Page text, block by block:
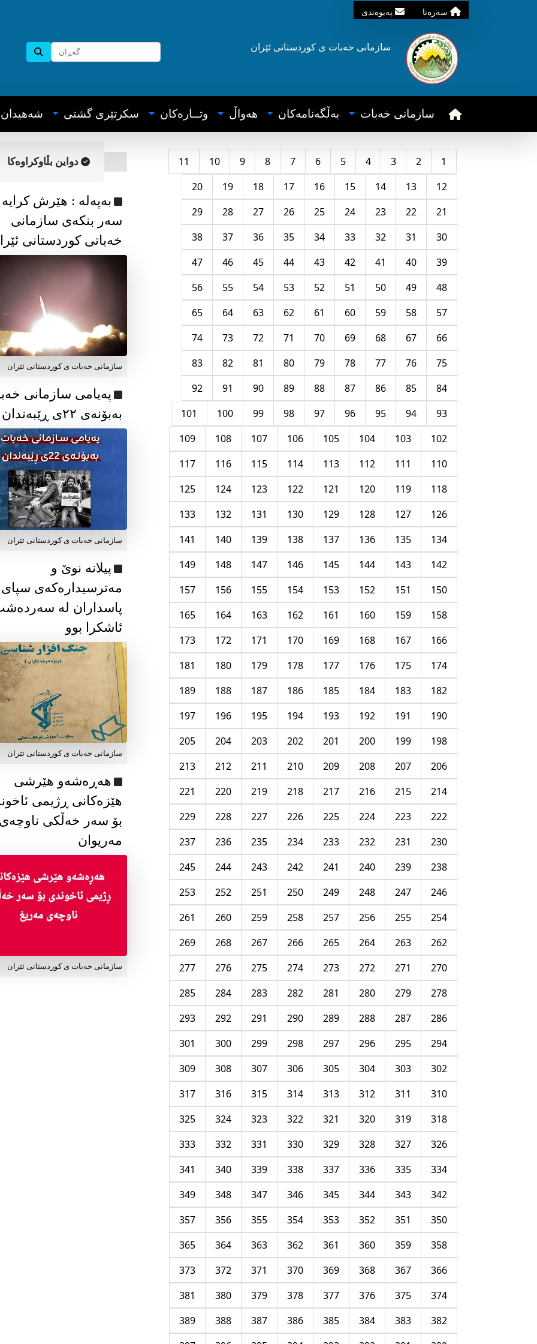
سه‌ره‌تا په‌یوه‌ندی
سازمانی خه‌بات ی کوردستانی ئێران
سازمانی خه‌بات به‌ڵگه‌نامه‌کان هه‌واڵ وتــاره‌کان سکرتێری گشتی شه‌هیدان
1
2
3
4
5
6
7
8
9
10
11
12
13
14
15
16
17
18
19
20
21
22
23
24
25
26
27
28
29
30
31
32
33
34
35
36
37
38
39
40
41
42
43
44
45
46
47
48
49
50
51
52
53
54
55
56
57
58
59
60
61
62
63
64
65
66
67
68
69
70
71
72
73
74
75
76
77
78
79
80
81
82
83
84
85
86
87
88
89
90
91
92
93
94
95
96
97
98
99
100
101
102
103
104
105
106
107
108
109
110
111
112
113
114
115
116
117
118
119
120
121
122
123
124
125
126
127
128
129
130
131
132
133
134
135
136
137
138
139
140
141
142
143
144
145
146
147
148
149
150
151
152
153
154
155
156
157
158
159
160
161
162
163
164
165
166
167
168
169
170
171
172
173
174
175
176
177
178
179
180
181
182
183
184
185
186
187
188
189
190
191
192
193
194
195
196
197
198
199
200
201
202
203
204
205
206
207
208
209
210
211
212
213
214
215
216
217
218
219
220
221
222
223
224
225
226
227
228
229
230
231
232
233
234
235
236
237
238
239
240
241
242
243
244
245
246
247
248
249
250
251
252
253
254
255
256
257
258
259
260
261
262
263
264
265
266
267
268
269
270
271
272
273
274
275
276
277
278
279
280
281
282
283
284
285
286
287
288
289
290
291
292
293
294
295
296
297
298
299
300
301
302
303
304
305
306
307
308
309
310
311
312
313
314
315
316
317
318
319
320
321
322
323
324
325
326
327
328
329
330
331
332
333
334
335
336
337
338
339
340
341
342
343
344
345
346
347
348
349
350
351
352
353
354
355
356
357
358
359
360
361
362
363
364
365
366
367
368
369
370
371
372
373
374
375
376
377
378
379
380
381
382
383
384
385
386
387
388
389
دواین بڵاوکراوه‌کا
به‌په‌له‌ : هێرش کرایە
سەر بنکەی سازمانی
خەباتی کوردستانی
سازمانی خەبات ی کوردستانی ئێران
پەیامی سازمانی
بەبۆنەی ۲۲ی ڕێبەندان
سازمانی خەبات ی كوردستانی ئێران
پیلانە نوێ و
مەترسیدارەکەی سپای
پاسداران لە
ئاشکرا بوو
سازمانی خەبات ی كوردستانی ئێران
هەڕەشەو هێرشی
هێزەکانی ڕژیمی
بۆ سەر خەڵکی
مەریوان
سازمانی خەبات ی کوردستانی ئێران